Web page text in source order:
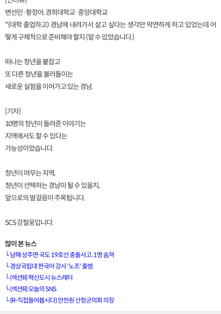
변선민·황정아, 경희대학교·중앙대학교
"(대학 졸업하고) 경남에 내려가서 살고 싶다는 생각만 막연하게 하고 있었는데 어
떻게 구체적으로 준비해야 할지 (알 수 있었습니다.)
떠나는 청년을 붙잡고
또 다른 청년을 불러들이는
새로운 실험을 이어가고 있는 경남.
[기자]
10명의 청년이 들려준 이야기는
지역에서도 할 수 있다는
가능성이었습니다.
청년이 머무는 지역,
청년이 선택하는 경남이 될 수 있을지,
앞으로의 발걸음이 주목됩니다.
SCS 강철웅입니다.
많이 본 뉴스
└남해 상주면 국도 19호선 충돌사고..1명 숨져
└경상국립대 한국어 강사 '노조' 출범
└(섹션R) 혁신도시 뉴스레터
└(섹션R) 오늘의 SNS
└(R-직접들어봅시다) 안천원 산청군의회 의장
[서경방송] 일부 채널편성 변경 안내의 건 (7/22)